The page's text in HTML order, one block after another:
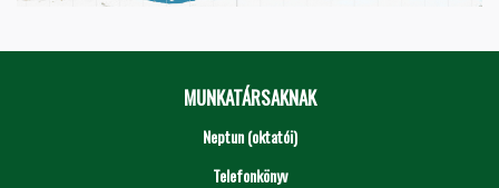
MUNKATÁRSAKNAK
Neptun (oktatói)
Telefonkönyv